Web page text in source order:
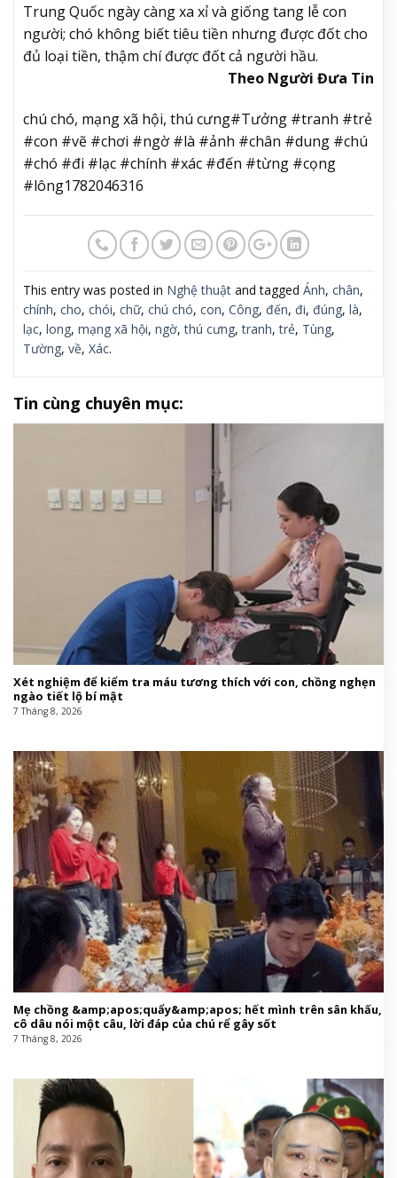
Trung Quốc ngày càng xa xỉ và giống tang lễ con
người; chó không biết tiêu tiền nhưng được đốt cho
đủ loại tiền, thậm chí được đốt cả người hầu.
Theo Người Đưa Tin
chú chó, mạng xã hội, thú cưng#Tưởng #tranh #trẻ
#con #vẽ #chơi #ngờ #là #ảnh #chân #dung #chú
#chó #đi #lạc #chính #xác #đến #từng #cọng
#lông1782046316
This entry was posted in Nghệ thuật and tagged Ánh, chân,
chính, cho, chói, chữ, chú chó, con, Công, đến, đi, đúng, là,
lạc, long, mạng xã hội, ngờ,thú cưng,tranh,trẻ, Tùng,
Tường, về, Xác.
Tin cùng chuyên mục:
Xét nghiệm để kiểm tra máu tương thích với con, chồng nghẹn
ngào tiết lộ bí mật
7 Tháng 8, 2026
Mẹ chồng &amp;apos;quẩy&amp;apos; hết mình trên sân khấu,
cô dâu nói một câu, lời đáp của chú rể gây sốt
7 Tháng 8, 2026